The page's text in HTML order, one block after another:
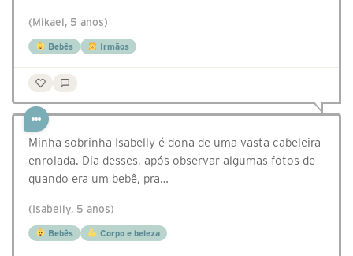
(Mikael, 5 anos)
Bebês Irmãos
Minha sobrinha Isabelly é dona de uma vasta cabeleira
enrolada. Dia desses, após observar algumas fotos de
quando era um bebê, pra…
(Isabelly, 5 anos)
Bebês Corpo e beleza